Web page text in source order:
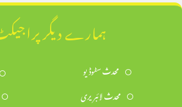
ہمارے دیگر
محدث سٹوڈیو
محدث لائبریری